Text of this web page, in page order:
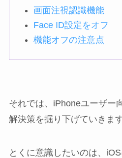
画面注視認識機能
Face ID設定をオフ
機能オフの注意点
それでは、iPhoneユーザー
解決策を掘り下げていきます
とくに意識したいのは、